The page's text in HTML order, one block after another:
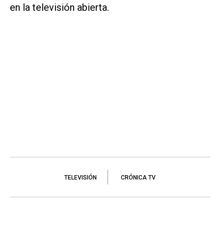
en la televisión abierta.
TELEVISIÓN CRÓNICA TV